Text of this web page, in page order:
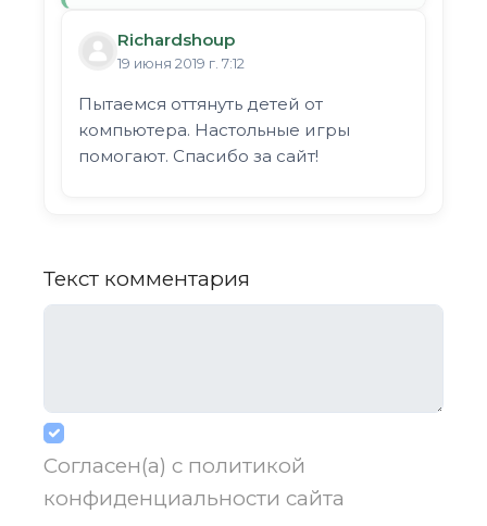
Richardshoup
19 июня 2019 г. 7:12
Пытаемся оттянуть детей от
компьютера. Настольные игры
помогают. Спасибо за сайт!
Текст комментария
Согласен(а) с политикой
конфиденциальности сайта